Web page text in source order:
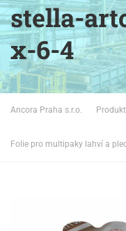
stella-
x-6-4
Ancora Praha s.r.o.
Folie pro multipaky lahví a